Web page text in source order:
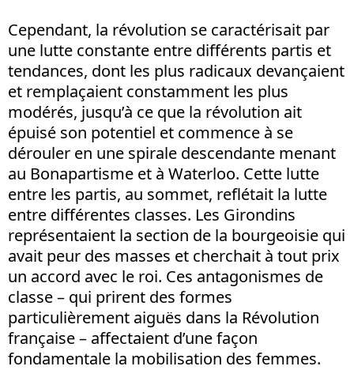
Cependant, la révolution se caractérisait par
une lutte constante entre différents partis et
tendances, dont les plus radicaux devançaient
et remplaçaient constamment les plus
modérés, jusqu’à ce que la révolution ait
épuisé son potentiel et commence à se
dérouler en une spirale descendante menant
au Bonapartisme et à Waterloo. Cette lutte
entre les partis, au sommet, reflétait la lutte
entre différentes classes. Les Girondins
représentaient la section de la bourgeoisie qui
avait peur des masses et cherchait à tout prix
un accord avec le roi. Ces antagonismes de
classe – qui prirent des formes
particulièrement aiguës dans la Révolution
française – affectaient d’une façon
fondamentale la mobilisation des femmes.